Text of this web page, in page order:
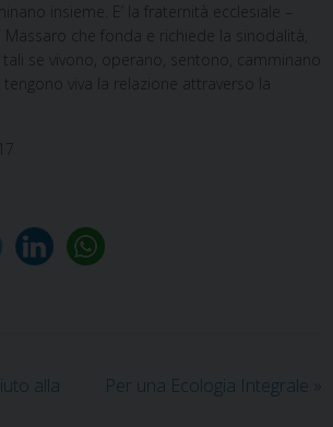
insieme. E’ la fraternità ecclesiale –
Massaro che fonda e richiede la sinodalità,
se vivono, operano, sentono, camminano
viva la relazione attraverso la
alla
Per una Ecologia Integrale »